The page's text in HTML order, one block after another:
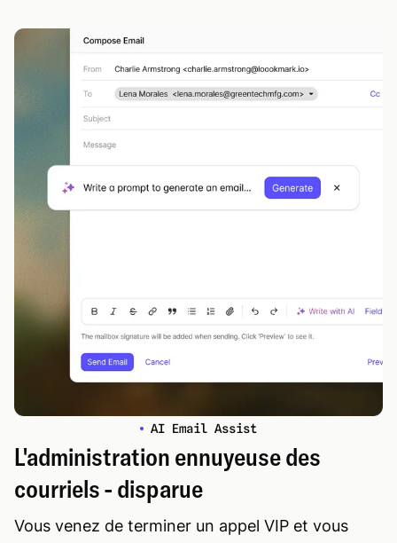
AI Email Assist
L'administration ennuyeuse des
courriels - disparue
Vous venez de terminer un appel VIP et vous